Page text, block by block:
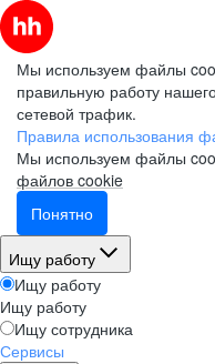
Мы используем файлы
правильную работу
сетевой трафик.
Правила использования
Мы используем файлы
файлов cookie
Понятно
Ищу работу
Ищу работу
Ищу работу
Ищу сотрудника
Сервисы